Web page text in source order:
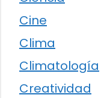
Cine
Clima
Climatología
Creatividad